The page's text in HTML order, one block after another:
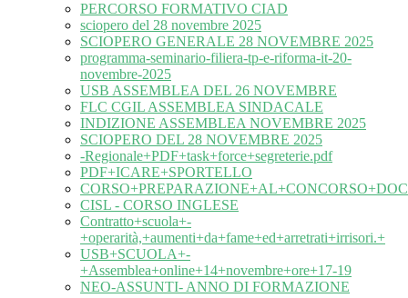
PERCORSO FORMATIVO CIAD
sciopero del 28 novembre 2025
SCIOPERO GENERALE 28 NOVEMBRE 2025
programma-seminario-filiera-tp-e-riforma-it-20-
novembre-2025
USB ASSEMBLEA DEL 26 NOVEMBRE
FLC CGIL ASSEMBLEA SINDACALE
INDIZIONE ASSEMBLEA NOVEMBRE 2025
SCIOPERO DEL 28 NOVEMBRE 2025
-Regionale+PDF+task+force+segreterie.pdf
PDF+ICARE+SPORTELLO
CISL - CORSO INGLESE
Contratto+scuola+-
+operarità,+aumenti+da+fame+ed+arretrati+irrisori.+
USB+SCUOLA+-
+Assemblea+online+14+novembre+ore+17-19
NEO-ASSUNTI- ANNO DI FORMAZIONE